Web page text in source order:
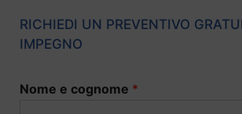
RICHIEDI UN PREVENTIVO
IMPEGNO
Nome e cognome *